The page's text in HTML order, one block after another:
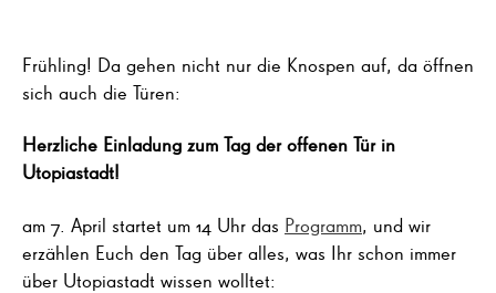
Frühling! Da gehen nicht nur die Knospen auf, da öffnen
sich auch die Türen:
Herzliche Einladung zum Tag der offenen Tür in
Utopiastadt!
am 7. April startet um 14 Uhr das Programm, und wir
erzählen Euch den Tag über alles, was Ihr schon immer
über Utopiastadt wissen wolltet: